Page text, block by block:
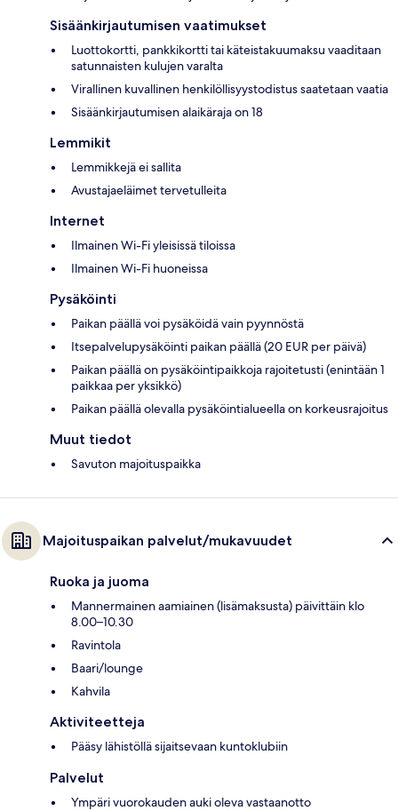
Sisäänkirjautumisen vaatimukset
Luottokortti, pankkikortti tai käteistakuumaksu vaaditaan
satunnaisten kulujen varalta
Virallinen kuvallinen henkilöllisyystodistus saatetaan vaatia
Sisäänkirjautumisen alaikäraja on 18
Lemmikit
Lemmikkejä ei sallita
Avustajaeläimet tervetulleita
Internet
Ilmainen Wi-Fi yleisissä tiloissa
Ilmainen Wi-Fi huoneissa
Pysäköinti
Paikan päällä voi pysäköidä vain pyynnöstä
Itsepalvelupysäköinti paikan päällä (20 EUR per päivä)
Paikan päällä on pysäköintipaikkoja rajoitetusti (enintään 1
paikkaa per yksikkö)
Paikan päällä olevalla pysäköintialueella on korkeusrajoitus
Muut tiedot
Savuton majoituspaikka
Majoituspaikan palvelut/mukavuudet
Ruoka ja juoma
Mannermainen aamiainen (lisämaksusta) päivittäin klo
8.00–10.30
Ravintola
Baari/lounge
Kahvila
Aktiviteetteja
Pääsy lähistöllä sijaitsevaan kuntoklubiin
Palvelut
Ympäri vuorokauden auki oleva vastaanotto